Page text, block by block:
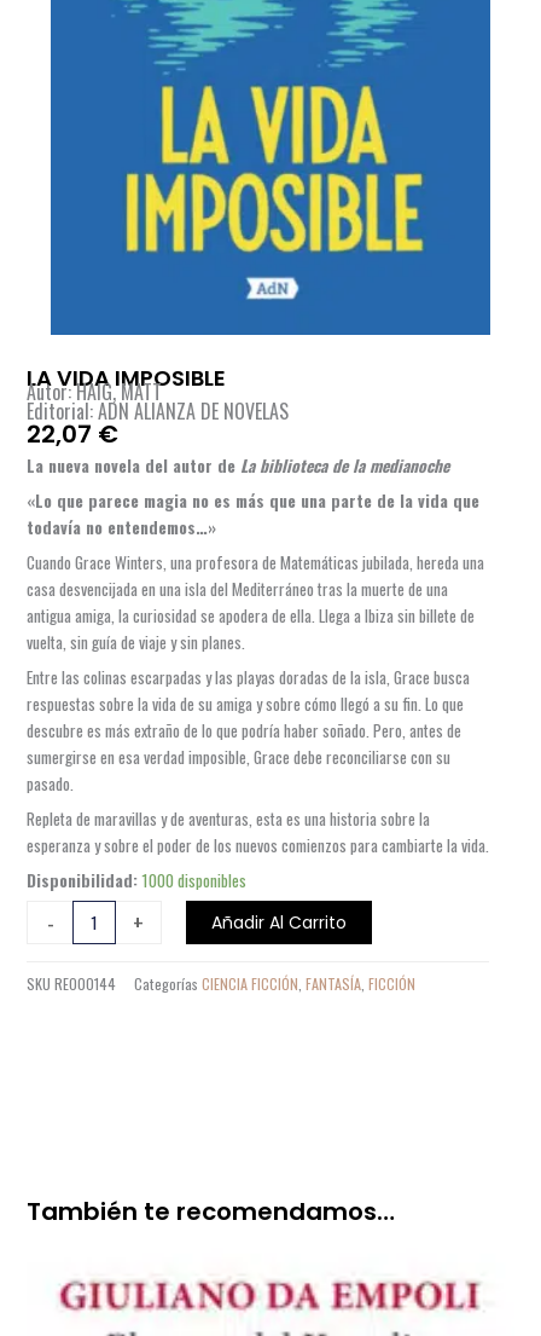
LA VIDA IMPOSIBLE
Autor: HAIG, MATT
Editorial: ADN ALIANZA DE NOVELAS
22,07 €
La nueva novela del autor de La biblioteca de la medianoche
«Lo que parece magia no es más que una parte de la vida que
todavía no entendemos…»
Cuando Grace Winters, una profesora de Matemáticas jubilada, hereda una
casa desvencijada en una isla del Mediterráneo tras la muerte de una
antigua amiga, la curiosidad se apodera de ella. Llega a Ibiza sin billete de
vuelta, sin guía de viaje y sin planes.
Entre las colinas escarpadas y las playas doradas de la isla, Grace busca
respuestas sobre la vida de su amiga y sobre cómo llegó a su fin. Lo que
descubre es más extraño de lo que podría haber soñado. Pero, antes de
sumergirse en esa verdad imposible, Grace debe reconciliarse con su
pasado.
Repleta de maravillas y de aventuras, esta es una historia sobre la
esperanza y sobre el poder de los nuevos comienzos para cambiarte la vida.
Disponibilidad:1000 disponibles
-
LA
IMPOSIBLE
+ Añadir Al Carrito
SKURE000144 Categorías CIENCIA FICCIÓN ,FANTASÍA ,FICCIÓN
También te recomendamos…